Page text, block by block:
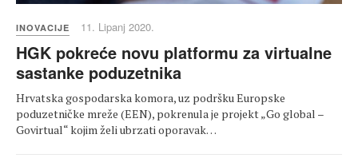
INOVACIJE 11. Lipanj 2020.
HGK pokreće novu platformu za virtualne
sastanke poduzetnika
Hrvatska gospodarska komora, uz podršku Europske
poduzetničke mreže (EEN), pokrenula je projekt „Go global –
Govirtual“ kojim želi ubrzati oporavak…